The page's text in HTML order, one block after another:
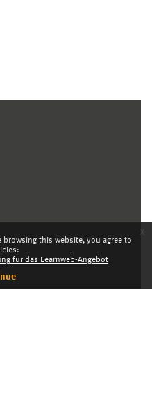
this website, you agree to
für das Learnweb-Angebot
x